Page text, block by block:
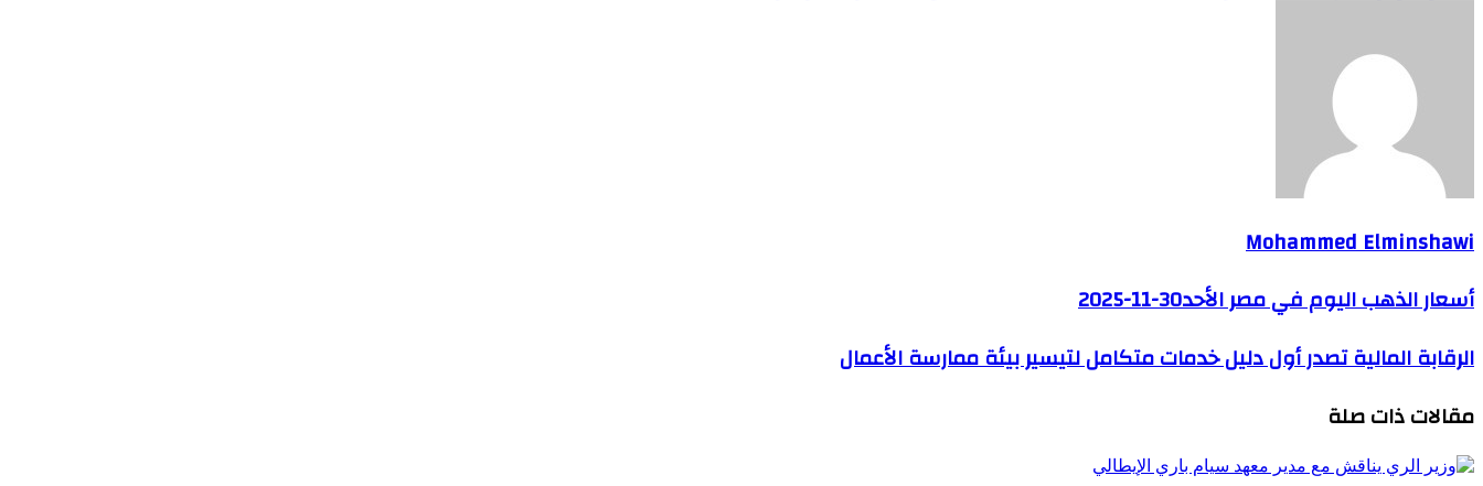
Mohammed Elminshawi
أسعار الذهب اليوم في مصر الأحد30-11-2025
الرقابة المالية تصدر أول دليل خدمات متكامل لتيسير بيئة ممارسة الأعمال
مقالات ذات صلة